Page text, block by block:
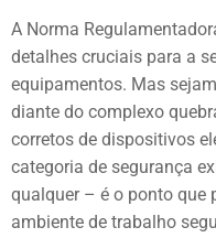
A Norma
detalhes cruciais para a
equipamentos. Mas
diante do complexo
corretos de dispositivos
categoria de segurança
qualquer – é o ponto que
ambiente de trabalho